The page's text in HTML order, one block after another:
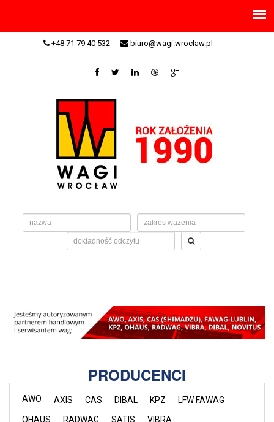
+48 71 79 40 532 biuro@wagi.wroclaw.pl
PRODUCENCI
AWO AXIS CAS DIBAL KPZ
LFW FAWAG
OHAUS
RADWAG SATIS VIBRA